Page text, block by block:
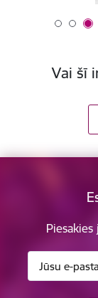
Vai šī
Piesakies